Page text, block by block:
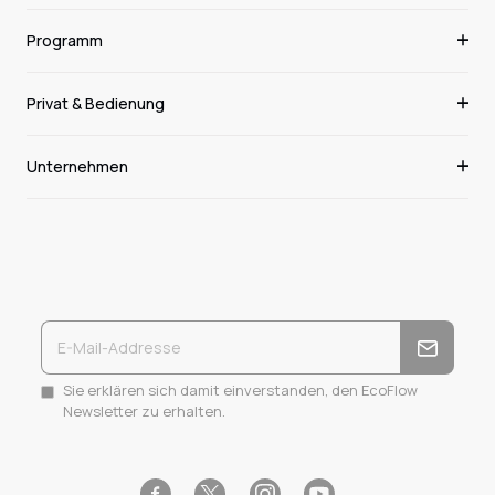
Programm
Privat & Bedienung
Unternehmen
Sie erklären sich damit einverstanden, den EcoFlow
Newsletter zu erhalten.